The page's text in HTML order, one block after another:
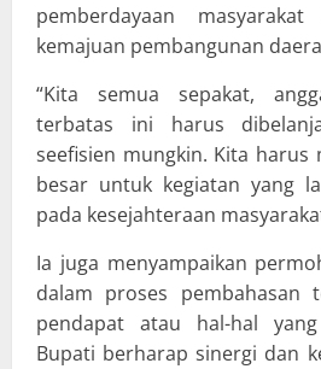
pemberdayaan
kemajuan pembangunan
“Kita semua sepakat,
terbatas ini harus
seefisien mungkin. Kita
besar untuk kegiatan yang
pada kesejahteraan
Ia juga menyampaikan
dalam proses pembahasan
pendapat atau hal-hal
Bupati berharap sinergi dan